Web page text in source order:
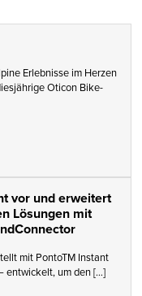
Erlebnisse im Herzen
Oticon Bike-
vor und erweitert
Lösungen mit
mit PontoTM Instant
entwickelt, um den […]